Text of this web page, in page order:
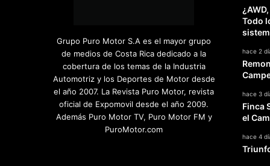
Grupo Puro Motor S.A es el mayor grupo
de medios de Costa Rica dedicado a la
cobertura de los temas de la Industria
Automotriz y los Deportes de Motor desde
el año 2007. La Revista Puro Motor, revista
oficial de Expomovil desde el año 2009.
Además Puro Motor TV, Puro Motor FM y
PuroMotor.com
Todo
hace 2
hace 3
Finca
el
hace 4